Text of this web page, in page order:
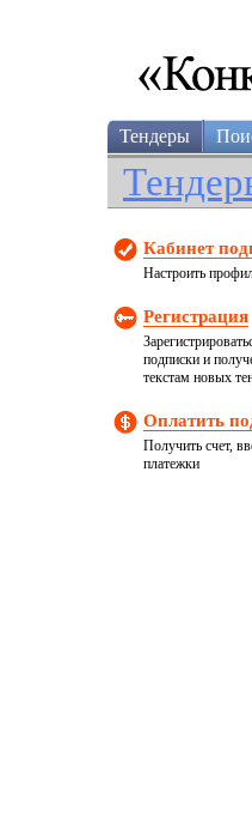
Тендеры
Кабинет
Настроить
Регистрация
подписки и
текстам новых
Оплатить
Получить счет,
платежки